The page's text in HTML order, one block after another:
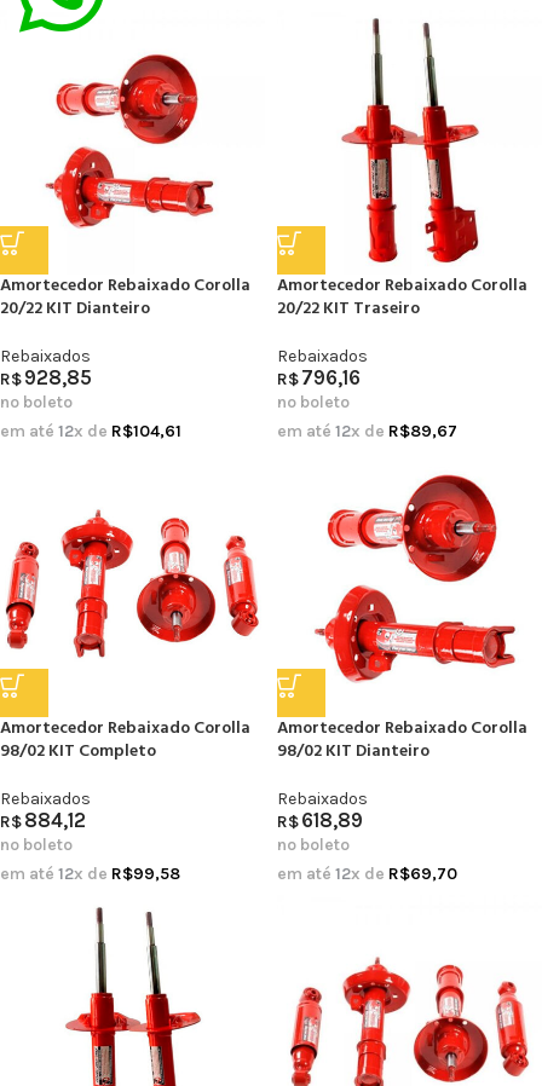
Amortecedor Rebaixado Corolla
20/22 KIT Dianteiro
Rebaixados
R$928,85
no boleto
em até 12x de R$104,61
Amortecedor Rebaixado Corolla
20/22 KIT Traseiro
Rebaixados
R$796,16
no boleto
em até 12x de R$89,67
Amortecedor Rebaixado Corolla
98/02 KIT Completo
Rebaixados
R$884,12
no boleto
em até 12x de R$99,58
Amortecedor Rebaixado Corolla
98/02 KIT Dianteiro
Rebaixados
R$618,89
no boleto
em até 12x de R$69,70